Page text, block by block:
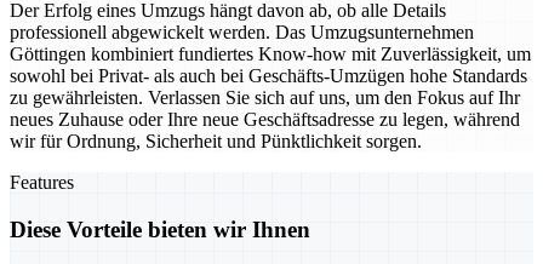
Der Erfolg eines Umzugs hängt davon ab, ob alle Details
professionell abgewickelt werden. Das Umzugsunternehmen
Göttingen kombiniert fundiertes Know-how mit Zuverlässigkeit, um
sowohl bei Privat- als auch bei Geschäfts-Umzügen hohe Standards
zu gewährleisten. Verlassen Sie sich auf uns, um den Fokus auf Ihr
neues Zuhause oder Ihre neue Geschäftsadresse zu legen, während
wir für Ordnung, Sicherheit und Pünktlichkeit sorgen.
Features
Diese Vorteile bieten wir Ihnen